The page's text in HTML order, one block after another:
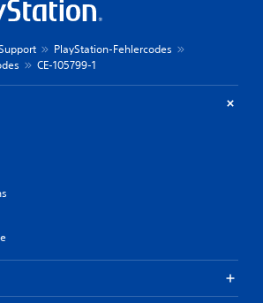
PlayStation-Fehlercodes
CE-105799-1